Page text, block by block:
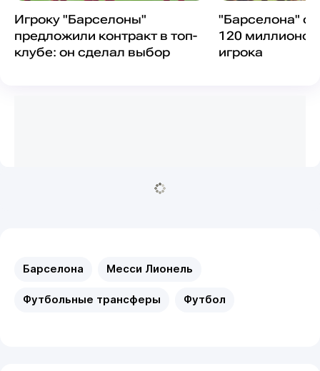
Игроку "Барселоны"
предложили контракт в топ-
клубе: он сделал выбор
"Барселона"
120 миллионов
игрока
Барселона Месси Лионель
Футбольные трансферы Футбол